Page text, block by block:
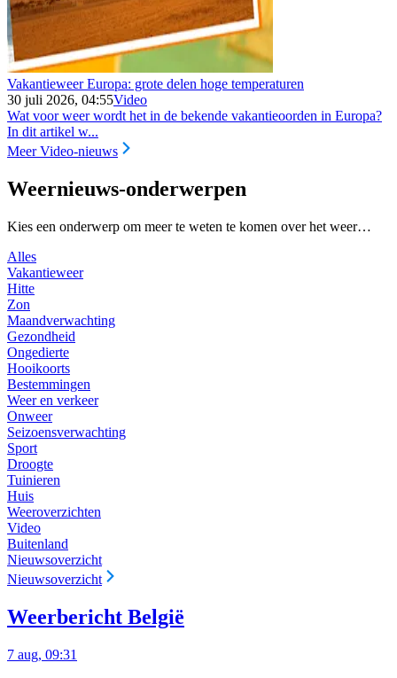
Vakantieweer Europa: grote delen hoge temperaturen
30 juli 2026, 04:55Video
Wat voor weer wordt het in de bekende vakantieoorden in Europa?
In dit artikel w...
Meer Video-nieuws
Weernieuws-onderwerpen
Kies een onderwerp om meer te weten te komen over het weer…
Alles
Vakantieweer
Hitte
Zon
Maandverwachting
Gezondheid
Ongedierte
Hooikoorts
Bestemmingen
Weer en verkeer
Onweer
Seizoensverwachting
Sport
Droogte
Tuinieren
Huis
Weeroverzichten
Video
Buitenland
Nieuwsoverzicht
Nieuwsoverzicht
Weerbericht België
7 aug, 09:31